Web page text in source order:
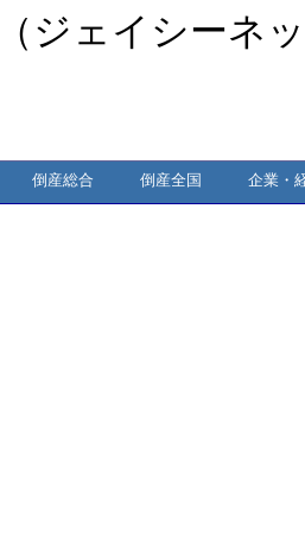
倒産総合 倒産全国 企業・